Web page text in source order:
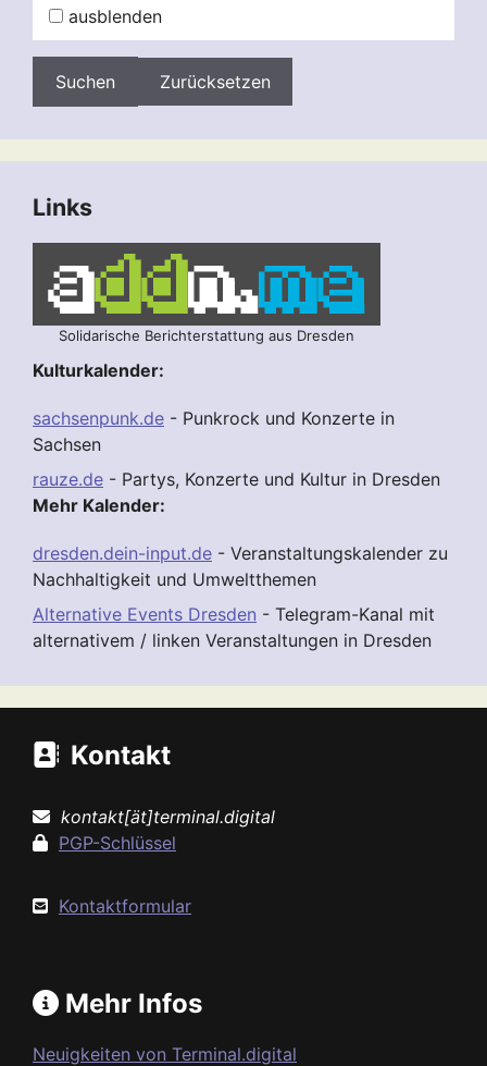
ausblenden
Zurücksetzen
Links
Solidarische Berichterstattung aus Dresden
Kulturkalender:
sachsenpunk.de - Punkrock und Konzerte in
Sachsen
rauze.de - Partys, Konzerte und Kultur in Dresden
Mehr Kalender:
dresden.dein-input.de - Veranstaltungskalender zu
Nachhaltigkeit und Umweltthemen
Alternative Events Dresden - Telegram-Kanal mit
alternativem / linken Veranstaltungen in Dresden
Kontakt
kontakt[ät]terminal.digital
PGP-Schlüssel
Kontaktformular
Mehr Infos
Neuigkeiten von Terminal.digital